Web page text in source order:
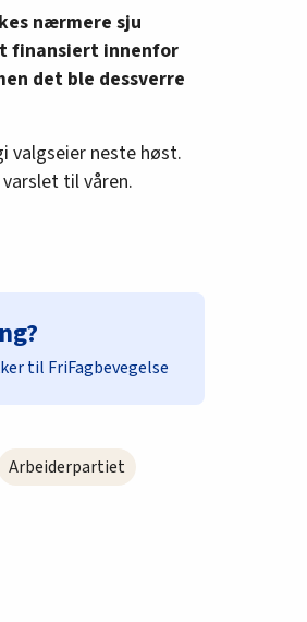
nærmere sju
finansiert innenfor
det ble dessverre
valgseier neste høst.
til våren.
til FriFagbevegelse
Arbeiderpartiet